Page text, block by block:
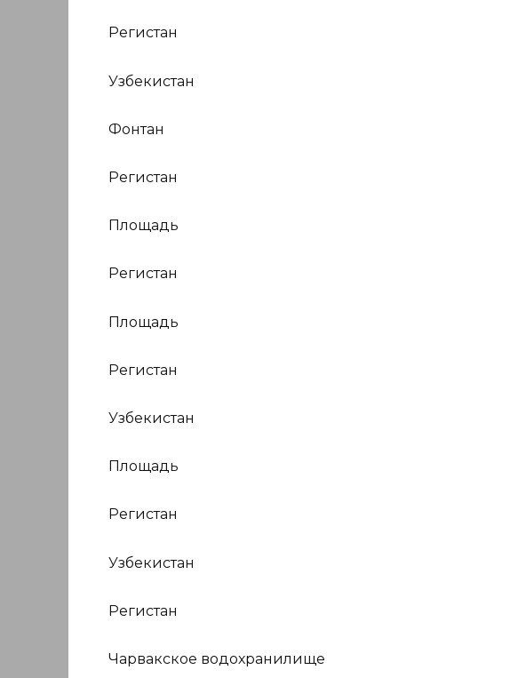
Регистан
Узбекистан
Фонтан
Регистан
Площадь
Регистан
Площадь
Регистан
Узбекистан
Площадь
Регистан
Узбекистан
Регистан
Чарвакское водохранилище